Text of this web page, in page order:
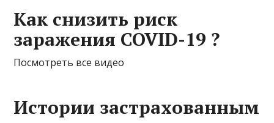
Как снизить риск
заражения COVID-19 ?
Посмотреть все видео
Истории застрахованным